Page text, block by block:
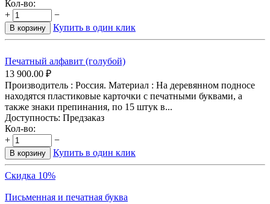
Кол-во:
+
−
В корзину Купить в один клик
Печатный алфавит (голубой)
13 900.00 ₽
Производитель : Россия. Материал : На деревянном подносе
находятся пластиковые карточки с печатными буквами, а
также знаки препинания, по 15 штук в...
Доступность: Предзаказ
Кол-во:
+
−
В корзину Купить в один клик
Скидка 10%
Письменная и печатная буква